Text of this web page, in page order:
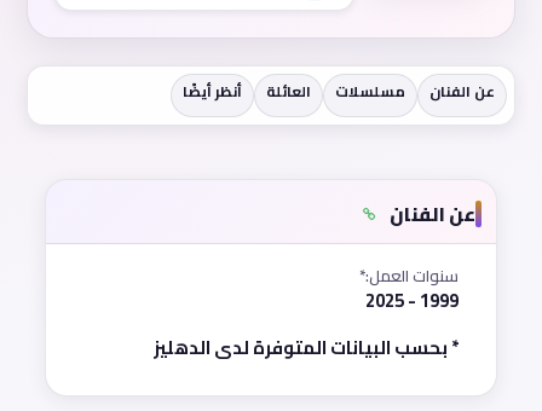
عن الفنان مسلسلات العائلة أنظر أيضًا
عن الفنان
سنوات العمل:*
1999 - 2025
* بحسب البيانات المتوفرة لدى الدهليز